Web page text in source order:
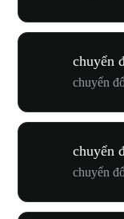
chuyển
chuyển
chuyển
chuyển